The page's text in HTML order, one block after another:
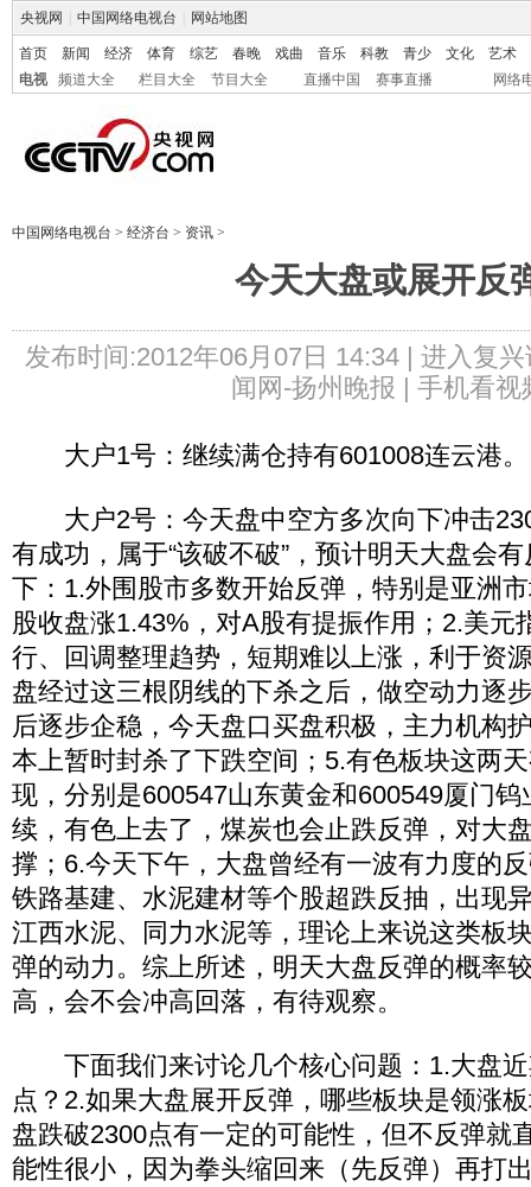
央视网 中国网络电视台 网站地图
首页 新闻 经济 体育 综艺 春晚 戏曲 音乐 科教 青少 文化
艺术
电视
频道大全 栏目大全 节目大全 直播中国 赛事直播 网络
中国网络电视台 > 经济台 > 资讯 >
今天大盘或展开反
发布时间:2012年06月07日 14:34 | 进入复兴
闻网-扬州晚报 | 手机看视
大户1号：继续满仓持有601008连云港。
大户2号：今天盘中空方多次向下冲击
有成功，属于“该破不破”，预计明天大盘会
下：1.外围股市多数开始反弹，特别是亚洲
股收盘涨1.43%，对A股有提振作用；2.美元
行、回调整理趋势，短期难以上涨，利于资
盘经过这三根阴线的下杀之后，做空动力逐
后逐步企稳，今天盘口买盘积极，主力机构
本上暂时封杀了下跌空间；5.有色板块这两
现，分别是600547山东黄金和600549厦门
续，有色上去了，煤炭也会止跌反弹，对大
撑；6.今天下午，大盘曾经有一波有力度的
铁路基建、水泥建材等个股超跌反抽，出现
江西水泥、同力水泥等，理论上来说这类板
弹的动力。综上所述，明天大盘反弹的概率
高，会不会冲高回落，有待观察。
下面我们来讨论几个核心问题：1.大盘近
点？2.如果大盘展开反弹，哪些板块是领涨
盘跌破2300点有一定的可能性，但不反弹就
能性很小，因为拳头缩回来（先反弹）再打